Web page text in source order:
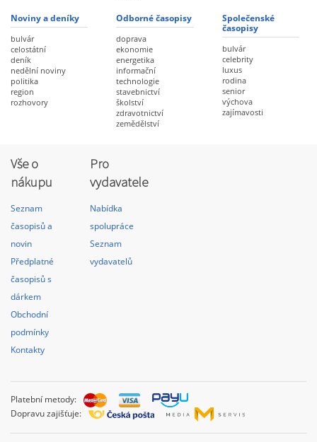
Noviny a deníky
bulvár
celostátní
deník
nedělní noviny
politika
region
rozhovory
Odborné časopisy
doprava
ekonomie
energetika
informační
technologie
stavebnictví
školství
zdravotnictví
zemědělství
Společenské
časopisy
bulvár
celebrity
luxus
rodina
senior
výchova
zajímavosti
Vše o
nákupu
Seznam
časopisů a
novin
Předplatné
časopisů s
dárkem
Obchodní
podmínky
Kontakty
Pro
vydavatele
Nabídka
spolupráce
Seznam
vydavatelů
Platební metody:
Dopravu zajišťuje: